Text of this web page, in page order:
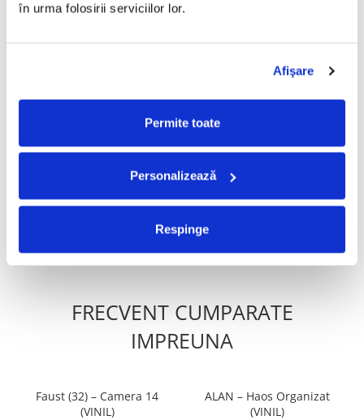
în urma folosirii serviciilor lor.
Afişare
Permite toate
Personalizează
Respinge
PRODUSE ALTERNATIVE
Film (Disc Vinil)
FRECVENT CUMPARATE
IMPREUNA
Faust (32) – Camera 14
(VINIL)
ALAN – Haos Organizat
(VINIL)